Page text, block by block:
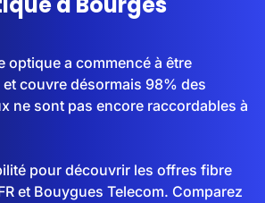
optique a commencé à être
couvre désormais 98% des
ne sont pas encore raccordables à
pour découvrir les offres fibre
et Bouygues Telecom. Comparez